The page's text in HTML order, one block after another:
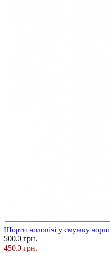
Шорти чоловічі у смужку чорні
500.0 грн.
450.0 грн.